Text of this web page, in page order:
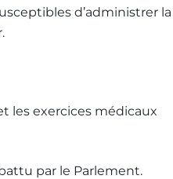
d’administrer la
les exercices médicaux
par le Parlement.